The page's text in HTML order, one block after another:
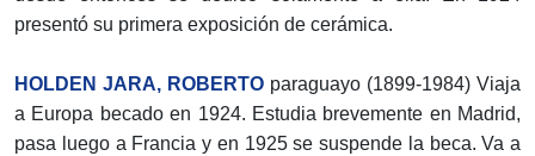
presentó su primera exposición de cerámica.
HOLDEN JARA, ROBERTO paraguayo (1899-1984) Viaja
a Europa becado en 1924. Estudia brevemente en Madrid,
pasa luego a Francia y en 1925 se suspende la beca. Va a